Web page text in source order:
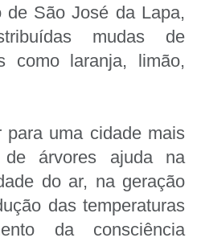
de São José da Lapa,
mudas de
como laranja, limão,
para uma cidade mais
árvores ajuda na
do ar, na geração
das temperaturas
da consciência